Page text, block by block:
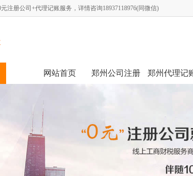
注册公司+代理记账服务，详情咨询18937118976(同微信)
网站首页 郑州公司注册 郑州代理记